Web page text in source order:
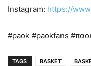
Instagram: https://
#paok #paokfans
TAGS BASKET